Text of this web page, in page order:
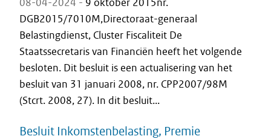
08-04-2024 - 9 oktober 2015nr.
DGB2015/7010M,Directoraat-generaal
Belastingdienst, Cluster Fiscaliteit De
Staatssecretaris van Financiën heeft het volgende
besloten. Dit besluit is een actualisering van het
besluit van 31 januari 2008, nr. CPP2007/98M
(Stcrt. 2008, 27). In dit besluit...
Besluit Inkomstenbelasting, Premie